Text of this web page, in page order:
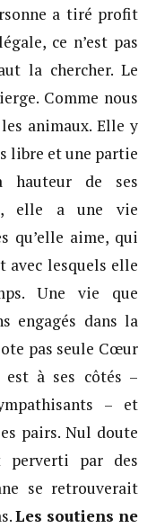
a tiré profit
ce n’est pas
la chercher. Le
Comme nous
animaux. Elle y
libre et une partie
hauteur de ses
elle a une vie
qu’elle aime, qui
avec lesquels elle
Une vie que
engagés dans la
pas seule Cœur
à ses côtés –
– et
pairs. Nul doute
par des
se retrouverait
Les soutiens ne